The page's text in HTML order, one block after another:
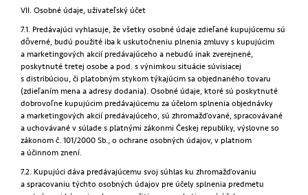
VII. Osobné údaje, uživateľský účet
7.1. Predávajúci vyhlasuje, že všetky osobné údaje zdieľané kupujúcemu sú
dôverné, budú použité iba k uskutočneniu plnenia zmluvy s kupujúcim
a marketingových akcií predávajúceho a nebudú inak zverejnené,
poskytnuté tretej osobe a pod. s výnimkou situácie súvisiacej
s distribúciou, či platobným stykom týkajúcim sa objednaného tovaru
(zdieľaním mena a adresy dodania). Osobné údaje, ktoré sú poskytnuté
dobrovoľne kupujúcim predávajúcemu za účelom splnenia objednávky
a marketingových akcií predávajúceho, sú zhromažďované, spracovávané
a uchovávané v súlade s platnými zákonmi Českej republiky, výslovne so
zákonom č. 101/2000 Sb., o ochrane osobných údajov, v platnom
a účinnom znení.
7.2. Kupujúci dáva predávajúcemu svoj súhlas ku zhromažďovaniu
a spracovaniu týchto osobných údajov pre účely splnenia predmetu